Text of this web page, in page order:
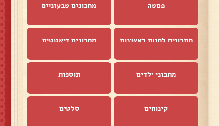
פסטה מתכונים טבעוניים
מתכונים למנות ראשונות מתכונים דיאטטים
מתכוני ילדים תוספות
קינוחים סלטים